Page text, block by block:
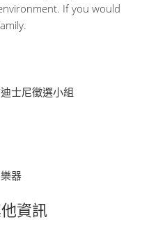
If you would
士尼徵選小組
器
資訊